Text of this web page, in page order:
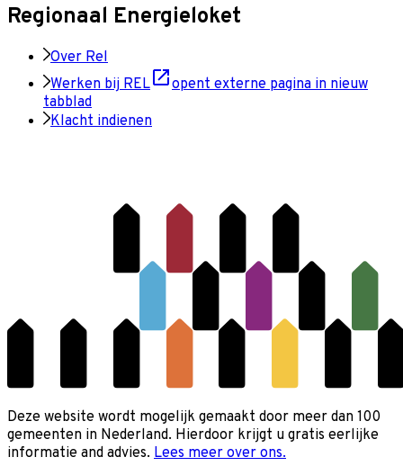
Regionaal Energieloket
Over Rel
Werken bij REL
opent externe pagina in nieuw
tabblad
Klacht indienen
Deze website wordt mogelijk gemaakt door meer dan 100
gemeenten in Nederland. Hierdoor krijgt u gratis eerlijke
informatie and advies. Lees meer over ons.